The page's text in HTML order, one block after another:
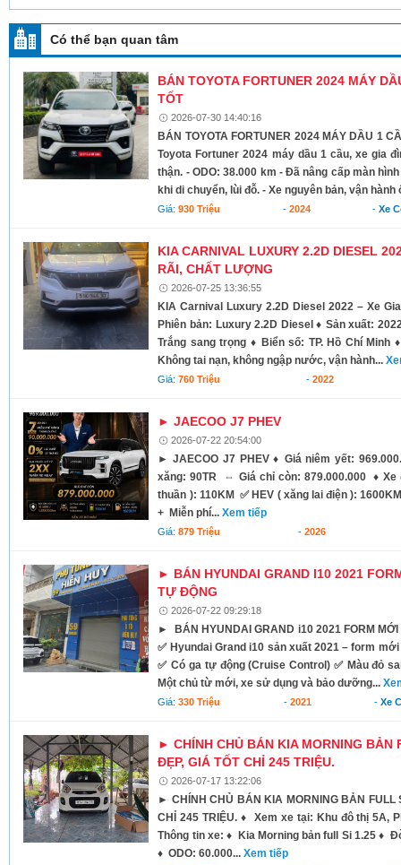
Có thể bạn quan tâm
BÁN TOYOTA FORTUNER 2024 MÁY
TỐT
2026-07-30 14:40:16
BÁN TOYOTA FORTUNER 2024 MÁY DẦU 1
Toyota Fortuner 2024 máy dầu 1 cầu, xe gia
thận. - ODO: 38.000 km - Đã nâng cấp màn
khi di chuyển, lùi đỗ. - Xe nguyên bản, vận hành
Giá:930 Triệu - 2024 -Xe
KIA CARNIVAL LUXURY 2.2D DIESEL
RÃI, CHẤT LƯỢNG
2026-07-25 13:36:55
KIA Carnival Luxury 2.2D Diesel 2022 – Xe
Phiên bản: Luxury 2.2D Diesel ♦ Sản xuất:
Trắng sang trọng ♦ Biển số: TP. Hồ Chí Minh
Không tai nạn, không ngập nước, vận hành...
Giá:760 Triệu -2022
► JAECOO J7 PHEV
2026-07-22 20:54:00
► JAECOO J7 PHEV ♦ Giá niêm yết:
xăng: 90TR ⇔ Giá chỉ còn: 879.000.000 ♦
thuần ): 110KM ✅️ HEV ( xăng lai điện ):
+ Miễn phí...Xem tiếp
Giá:879 Triệu - 2026
► BÁN HYUNDAI GRAND I10 2021
TỰ ĐỘNG
2026-07-22 09:29:18
► BÁN HYUNDAI GRAND i10 2021 FORM
✅ Hyundai Grand i10 sản xuất 2021 – form
✅ Có ga tự động (Cruise Control) ✅ Màu đỏ
Một chủ từ mới, xe sử dụng và bảo dưỡng...
Giá:330 Triệu - 2021 -Xe
► CHÍNH CHỦ BÁN KIA MORNING BẢN
ĐẸP, GIÁ TỐT CHỈ 245 TRIỆU.
2026-07-17 13:22:06
► CHÍNH CHỦ BÁN KIA MORNING BẢN FULL
CHỈ 245 TRIỆU. ♦ Xem xe tại: Khu đô thị 5A,
Thông tin xe: ♦ Kia Morning bản full Si 1.25 ♦
♦ ODO: 60.000...Xem tiếp